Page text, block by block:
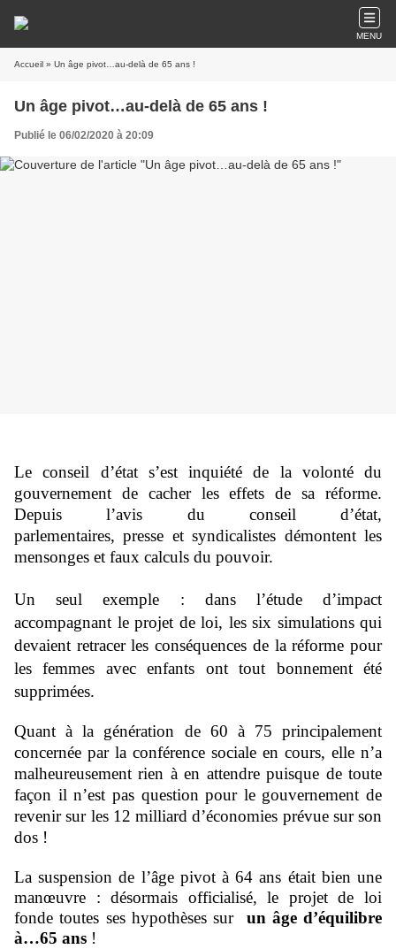
MENU
Accueil » Un âge pivot…au-delà de 65 ans !
Un âge pivot…au-delà de 65 ans !
Publié le 06/02/2020 à 20:09
Le conseil d’état s’est inquiété de la volonté du
gouvernement de cacher les effets de sa réforme.
Depuis l’avis du conseil d’état,
parlementaires,presse et syndicalistes démontent les
mensonges et faux calculs du pouvoir.
Un seul exemple : dans l’étude d’impact
accompagnant le projet de loi, les six simulations qui
devaient retracer les conséquences de la réforme pour
les femmes avec enfants ont tout bonnement été
supprimées.
Quant à la génération de 60 à 75 principalement
concernée par la conférence sociale en cours, elle n’a
malheureusement rien à en attendre puisque de toute
façon il n’est pas question pour le gouvernement de
revenir sur les 12 milliard d’économies prévue sur son
dos !
La suspension de l’âge pivot à 64 ans était bien une
manœuvre : désormais officialisé, le projet de loi
fonde toutes ses hypothèses sur un âge d’équilibre
à…65 ans !